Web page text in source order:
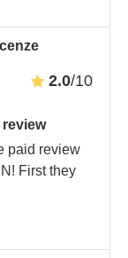
2.0/10
paid review
First they